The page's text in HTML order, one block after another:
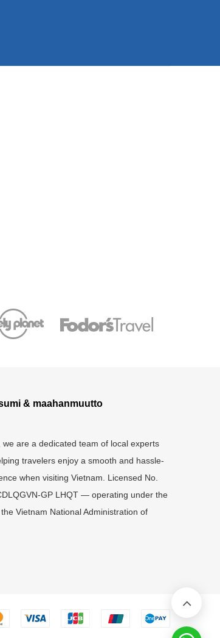
& maahanmuutto
we are a dedicated team of local experts
travelers enjoy a smooth and hassle-
when visiting Vietnam. Licensed No.
GP LHQT — operating under the
Vietnam National Administration of